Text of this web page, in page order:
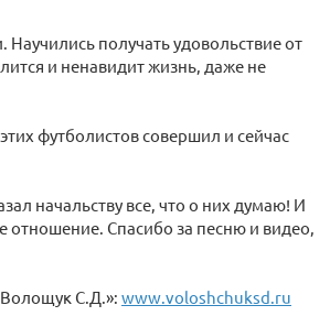
получать удовольствие от
и ненавидит жизнь, даже не
футболистов совершил и сейчас
начальству все, что о них думаю! И
отношение. Спасибо за песню и видео,
С.Д.»: www.voloshchuksd.ru